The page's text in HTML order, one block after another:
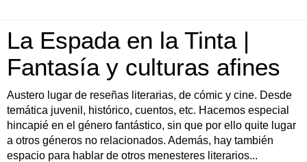
La Espada en la Tinta |
Fantasía y culturas afines
Austero lugar de reseñas literarias, de cómic y cine. Desde
temática juvenil, histórico, cuentos, etc. Hacemos especial
hincapié en el género fantástico, sin que por ello quite lugar
a otros géneros no relacionados. Además, hay también
espacio para hablar de otros menesteres literarios...